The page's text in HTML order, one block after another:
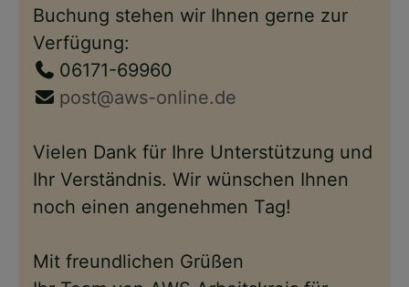
Buchung stehen wir Ihnen gerne zur
Verfügung:
06171-69960
post@aws-online.de
Vielen Dank für Ihre Unterstützung und
Ihr Verständnis. Wir wünschen Ihnen
noch einen angenehmen Tag!
Mit freundlichen Grüßen